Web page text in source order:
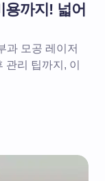
까지! 넓어
과 모공 레이저
리 팁까지, 이